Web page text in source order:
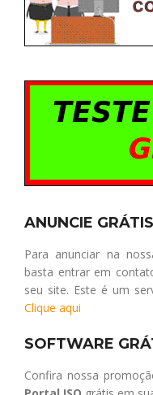
ANUNCIE GRÁTIS
Para anunciar na
basta entrar em
seu site. Este é um
Clique aqui
SOFTWARE
Confira nossa